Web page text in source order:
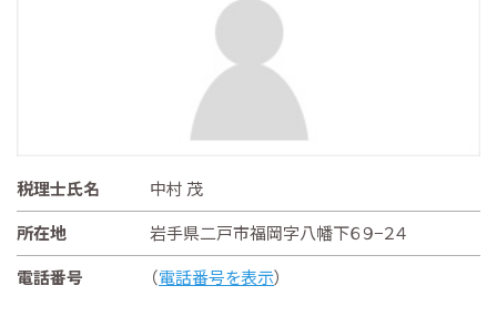
税理士氏名
中村 茂
所在地
岩手県二戸市福岡字八幡下６９−２４
電話番号
（電話番号を表示）